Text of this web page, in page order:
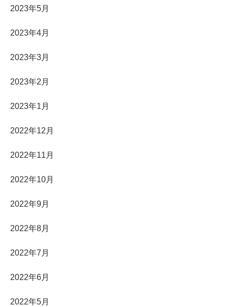
2023年5月
2023年4月
2023年3月
2023年2月
2023年1月
2022年12月
2022年11月
2022年10月
2022年9月
2022年8月
2022年7月
2022年6月
2022年5月